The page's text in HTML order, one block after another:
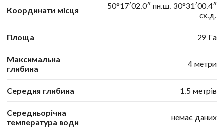
Координати місця
50°17′02.0″ пн.ш. 30°31′00.4″
сх.д.
Площа 29 Га
Максимальна
глибина
4 метри
Середня глибина 1.5 метрів
Середньорічна
температура води
немає даних